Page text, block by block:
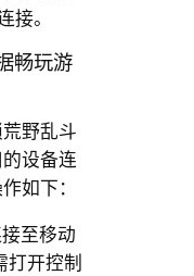
接。
畅玩游
野乱斗
设备连
如下：
至移动
打开控制